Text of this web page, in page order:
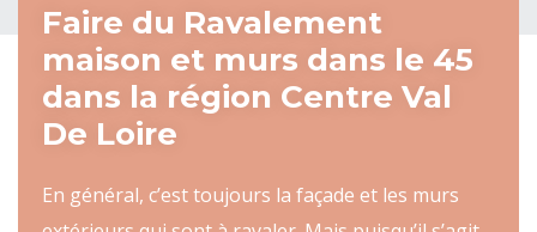
Faire du Ravalement
maison et murs dans le 45
dans la région Centre Val
De Loire
En général, c’est toujours la façade et les murs